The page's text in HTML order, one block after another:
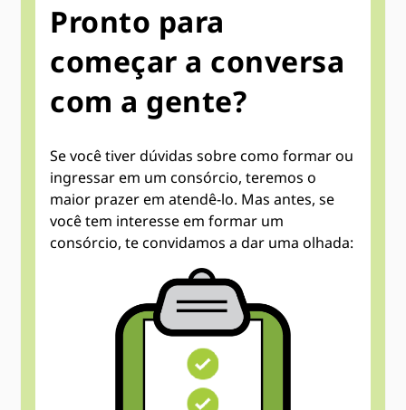
Pronto para
começar a conversa
com a gente?
Se você tiver dúvidas sobre como formar ou
ingressar em um consórcio, teremos o
maior prazer em atendê-lo. Mas antes, se
você tem interesse em formar um
consórcio, te convidamos a dar uma olhada: